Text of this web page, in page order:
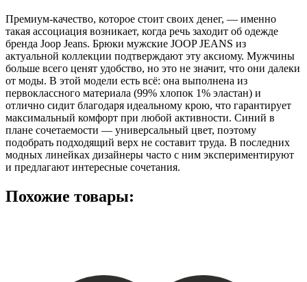
Премиум-качество, которое стоит своих денег, — именно
такая ассоциация возникает, когда речь заходит об одежде
бренда Joop Jeans. Брюки мужские JOOP JEANS из
актуальной коллекции подтверждают эту аксиому. Мужчины
больше всего ценят удобство, но это не значит, что они далеки
от моды. В этой модели есть всё: она выполнена из
первоклассного материала (99% хлопок 1% эластан) и
отлично сидит благодаря идеальному крою, что гарантирует
максимальный комфорт при любой активности. Синий в
плане сочетаемости — универсальный цвет, поэтому
подобрать подходящий верх не составит труда. В последних
модных линейках дизайнеры часто с ним экспериментируют
и предлагают интересные сочетания.
Похожие товары: